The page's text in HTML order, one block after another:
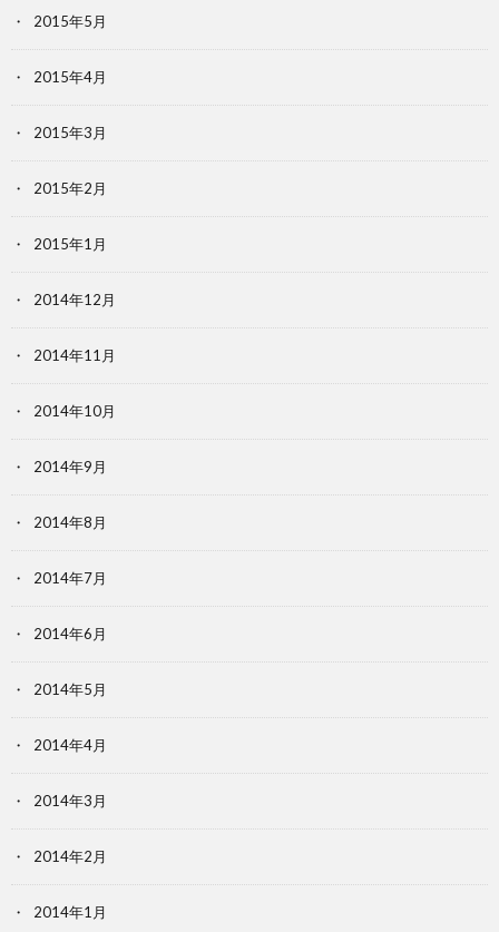
2015年5月
2015年4月
2015年3月
2015年2月
2015年1月
2014年12月
2014年11月
2014年10月
2014年9月
2014年8月
2014年7月
2014年6月
2014年5月
2014年4月
2014年3月
2014年2月
2014年1月